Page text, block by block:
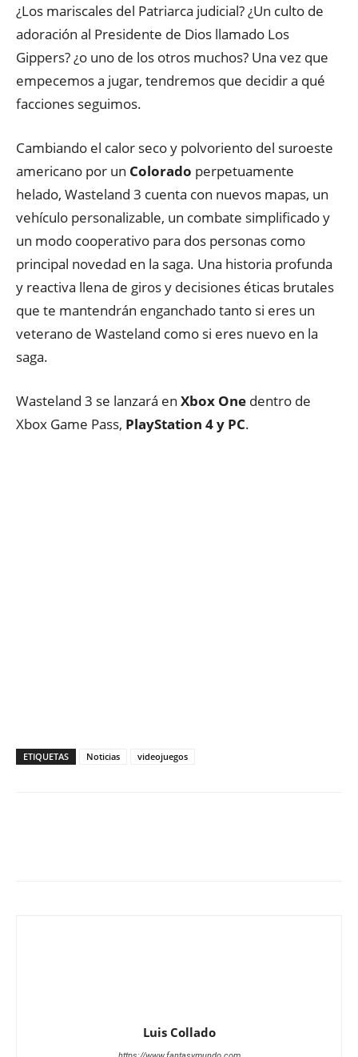
¿Los mariscales del Patriarca judicial? ¿Un culto de
adoración al Presidente de Dios llamado Los
Gippers? ¿o uno de los otros muchos? Una vez que
empecemos a jugar, tendremos que decidir a qué
facciones seguimos.
Cambiando el calor seco y polvoriento del suroeste
americano por un Colorado perpetuamente
helado, Wasteland 3 cuenta con nuevos mapas, un
vehículo personalizable, un combate simplificado y
un modo cooperativo para dos personas como
principal novedad en la saga. Una historia profunda
y reactiva llena de giros y decisiones éticas brutales
que te mantendrán enganchado tanto si eres un
veterano de Wasteland como si eres nuevo en la
saga.
Wasteland 3 se lanzará en Xbox One dentro de
Xbox Game Pass, PlayStation 4 y PC.
ETIQUETAS Noticias videojuegos
Luis Collado